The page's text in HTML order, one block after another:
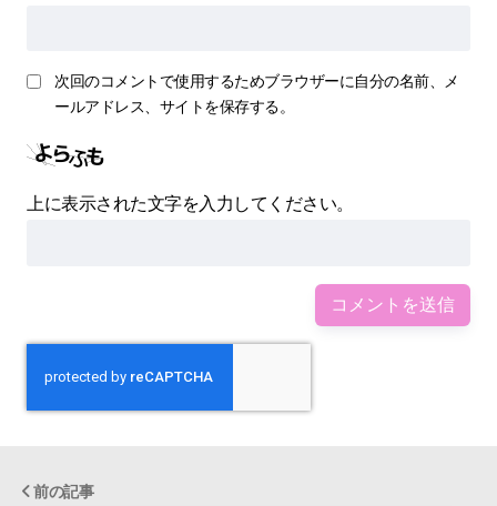
次回のコメントで使用するためブラウザーに自分の名前、メ
ールアドレス、サイトを保存する。
上に表示された文字を入力してください。
前の記事